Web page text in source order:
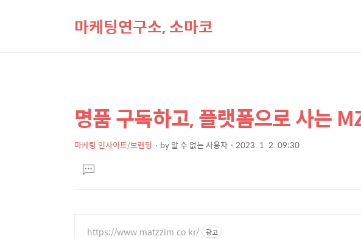
마케팅연구소, 소마코
상
세
컨
텐
본
문
제
명품 구독하고, 플랫폼으로 사는
마케팅 인사이트/브랜딩 by알 수 없는 사용자 2023. 1. 2. 09:30
문댓
글
https://www.matzzim.co.kr/ 광고